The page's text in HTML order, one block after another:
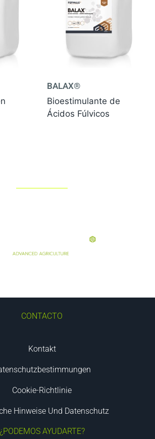
BALAX®
Bioestimulante de
Ácidos Fúlvicos
CONTACTO
Kontakt
Cookie-Richtlinie
Hinweise Und Datenschutz
¿PODEMOS AYUDARTE?